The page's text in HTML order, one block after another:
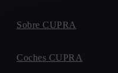
Sobre CUPRA
Coches CUPRA